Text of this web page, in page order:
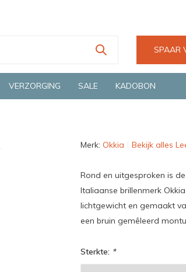
de producten live in onze winkel in Deventer
SPAAR
VERZORGING SALE KADOBON
Merk: Okkia Bekijk alles
Rond en uitgesproken is
Italiaanse brillenmerk
lichtgewicht en gemaakt
een bruin gemêleerd
Sterkte: *